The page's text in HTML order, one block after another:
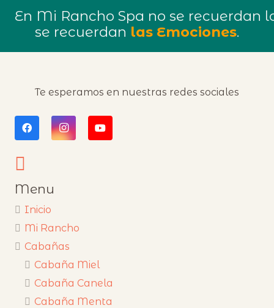
En Mi Rancho Spa no se recuerdan
se recuerdan las Emociones.
Te esperamos en nuestras redes sociales
Menu
Inicio
Mi Rancho
Cabañas
Cabaña Miel
Cabaña Canela
Cabaña Menta